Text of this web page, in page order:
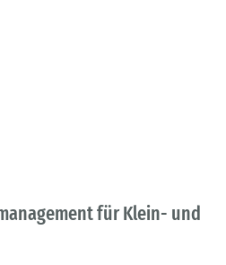
für Klein- und